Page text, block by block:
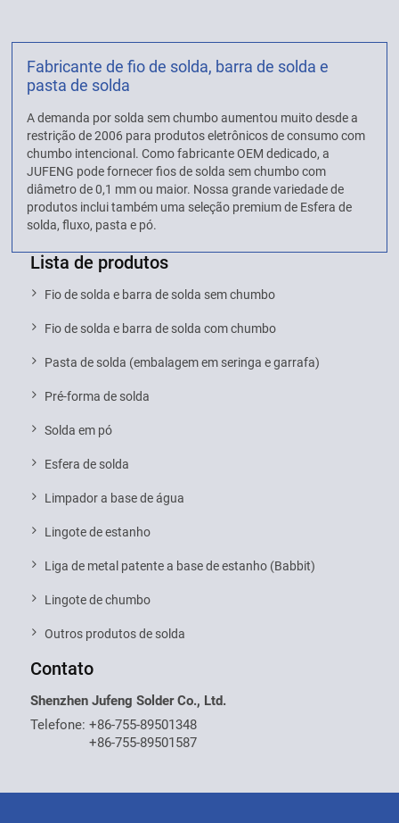
Fabricante de fio de solda, barra de solda e
pasta de solda
A demanda por solda sem chumbo aumentou muito desde a
restrição de 2006 para produtos eletrônicos de consumo com
chumbo intencional. Como fabricante OEM dedicado, a
JUFENG pode fornecer fios de solda sem chumbo com
diâmetro de 0,1 mm ou maior. Nossa grande variedade de
produtos inclui também uma seleção premium de Esfera de
solda, fluxo, pasta e pó.
Lista de produtos
Fio de solda e barra de solda sem chumbo
Fio de solda e barra de solda com chumbo
Pasta de solda (embalagem em seringa e garrafa)
Pré-forma de solda
Solda em pó
Esfera de solda
Limpador a base de água
Lingote de estanho
Liga de metal patente a base de estanho (Babbit)
Lingote de chumbo
Outros produtos de solda
Contato
Shenzhen Jufeng Solder Co., Ltd.
Telefone:+86-755-89501348
+86-755-89501587